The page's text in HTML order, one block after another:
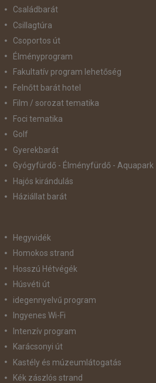
Családbarát
Csillagtúra
Csoportos út
Élményprogram
Fakultatív program lehetőség
Felnőtt barát hotel
Film / sorozat tematika
Foci tematika
Golf
Gyerekbarát
Gyógyfürdő - Élményfürdő - Aquapark
Hajós kirándulás
Háziállat barát
Hegyvidék
Homokos strand
Hosszú Hétvégék
Húsvéti út
idegennyelvű program
Ingyenes Wi-Fi
Intenzív program
Karácsonyi út
Kastély és múzeumlátogatás
Kék zászlós strand